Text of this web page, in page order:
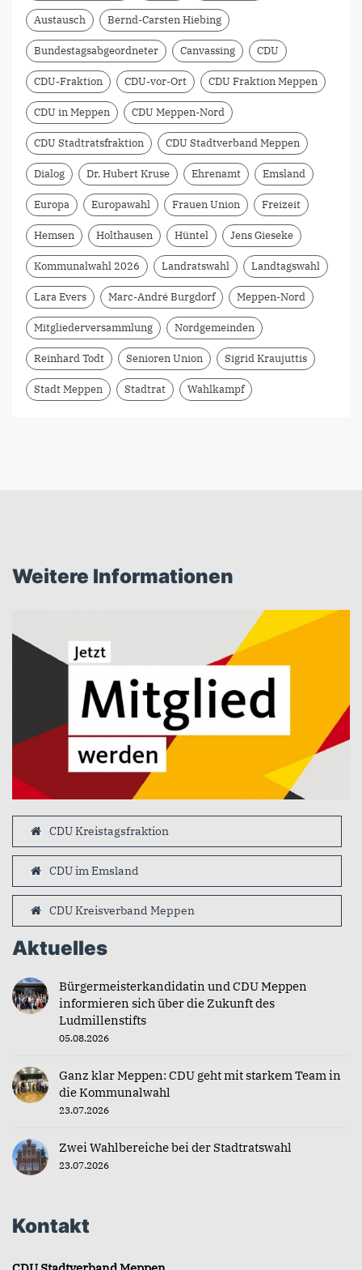
Austausch Bernd-Carsten Hiebing
Bundestagsabgeordneter Canvassing CDU
CDU-Fraktion CDU-vor-Ort CDU Fraktion Meppen
CDU in Meppen CDU Meppen-Nord
CDU Stadtratsfraktion CDU Stadtverband Meppen
Dialog Dr. Hubert Kruse Ehrenamt Emsland
Europa Europawahl Frauen Union Freizeit
Hemsen Holthausen Hüntel Jens Gieseke
Kommunalwahl 2026 Landratswahl Landtagswahl
Lara Evers Marc-André Burgdorf Meppen-Nord
Mitgliederversammlung Nordgemeinden
Reinhard Todt Senioren Union Sigrid Kraujuttis
Stadt Meppen Stadtrat Wahlkampf
Weitere Informationen
CDU Kreistagsfraktion
CDU im Emsland
CDU Kreisverband Meppen
Aktuelles
Bürgermeisterkandidatin und CDU Meppen
informieren sich über die Zukunft des
Ludmillenstifts
05.08.2026
Ganz klar Meppen: CDU geht mit starkem Team in
die Kommunalwahl
23.07.2026
Zwei Wahlbereiche bei der Stadtratswahl
23.07.2026
Kontakt